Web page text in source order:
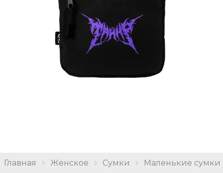
Главная Женское Сумки Маленькие сумки